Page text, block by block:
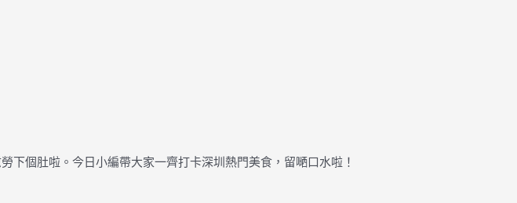
下個肚啦。今日小編帶大家一齊打卡深圳熱門美食，留嗮口水啦！